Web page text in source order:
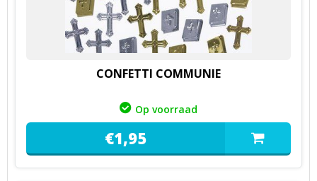
CONFETTI COMMUNIE
Op voorraad
€1,95